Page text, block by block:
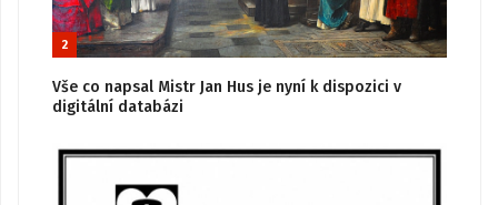
2
Vše co napsal Mistr Jan Hus je nyní k dispozici v
digitální databázi